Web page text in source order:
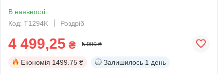
В наявності
Код: T1294K
Роздріб
4 499,25 ₴ 5 999 ₴
Економія 1499.75 ₴ Залишилось 1 день